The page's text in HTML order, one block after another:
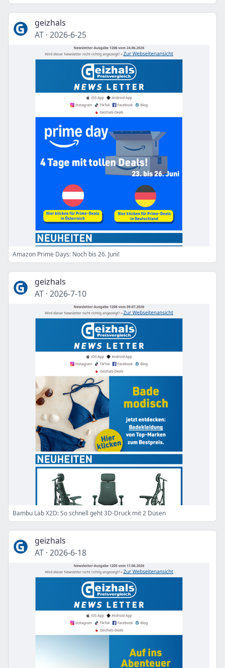
geizhals
AT · 2026-6-25
Amazon Prime Days: Noch bis 26. Juni!
geizhals
AT · 2026-7-10
Bambu Lab X2D: So schnell geht 3D-Druck mit 2 Düsen
geizhals
AT · 2026-6-18